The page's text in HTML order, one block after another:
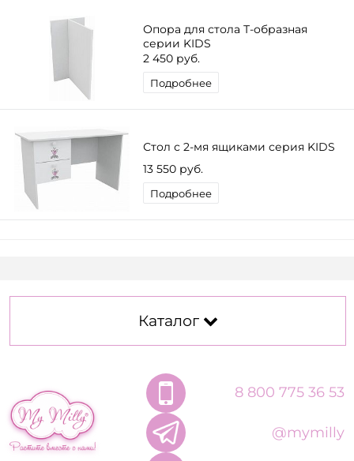
Опора для стола Т-образная
серии KIDS
2 450 руб.
Подробнее
Стол с 2-мя ящиками серия KIDS
13 550 руб.
Подробнее
Каталог
8 800 775 36 53
@mymilly